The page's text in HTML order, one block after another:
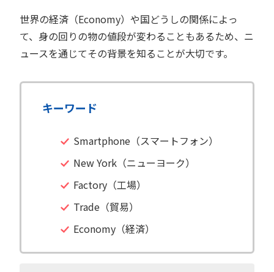
世界の経済（Economy）や国どうしの関係によっ
て、身の回りの物の値段が変わることもあるため、ニ
ュースを通じてその背景を知ることが大切です。
キーワード
Smartphone（スマートフォン）
New York（ニューヨーク）
Factory（工場）
Trade（貿易）
Economy（経済）